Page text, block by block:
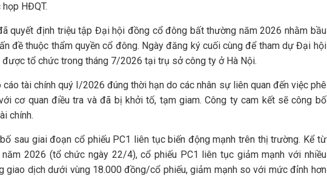
HĐQT.
quyết định triệu tập Đại hội đồng cổ đông bất thường năm 2026 nhằm bầu
đề thuộc thẩm quyền cổ đông. Ngày đăng ký cuối cùng để tham dự Đại hội
tổ chức trong tháng 7/2026 tại trụ sở công ty ở Hà Nội.
tài chính quý I/2026 đúng thời hạn do các nhân sự liên quan đến việc phê
cơ quan điều tra và đã bị khởi tố, tạm giam. Công ty cam kết sẽ công bố
chính.
sau giai đoạn cổ phiếu PC1 liên tục biến động mạnh trên thị trường. Kể từ
2026 (tổ chức ngày 22/4), cổ phiếu PC1 liên tục giảm mạnh với nhiều
giao dịch dưới vùng 18.000 đồng/cổ phiếu, giảm mạnh so với mức đỉnh hơn